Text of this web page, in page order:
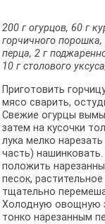
200 г огурцов, 60 г
горчичного порошка,
перца, 2 г
10 г столового
Приготовить
мясо сварить,
Свежие огурцы
затем на кусочки
лука мелко
часть)
положить
песок,
тщательно
Холодную овощную
тонко нарезанным